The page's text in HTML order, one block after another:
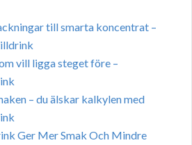
till smarta koncentrat –
vill ligga steget före –
– du älskar kalkylen med
Ger Mer Smak Och Mindre